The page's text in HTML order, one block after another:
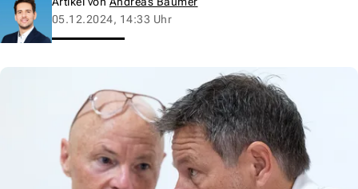
05.12.2024, 14:33 Uhr